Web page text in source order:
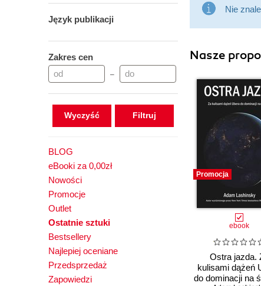
Język publikacji
Zakres cen
–
Wyczyść
BLOG
eBooki za 0,00zł
Nowości
Promocje
Outlet
Ostatnie sztuki
Bestsellery
Najlepiej oceniane
Przedsprzedaż
Zapowiedzi
Nie
Nasze
Promocja
ebook
Ostra jazda.
kulisami dążeń
do dominacji na